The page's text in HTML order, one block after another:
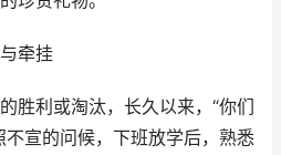
牵挂
胜利或淘汰，长久以来，“你们
不宣的问候，下班放学后，熟悉